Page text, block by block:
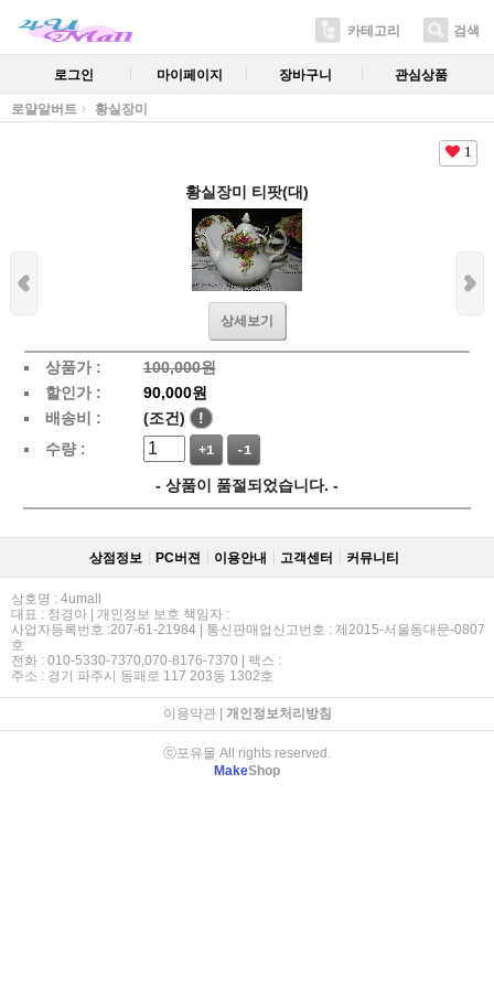
카테고리 검색
로그인 마이페이지 장바구니 관심상품
로얄알버트 황실장미
1
황실장미 티팟(대)
상세보기
상품가 :
100,000원
할인가 :
90,000원
배송비 :
(조건)
!
수량 :
+1 -1
- 상품이 품절되었습니다. -
상점정보 PC버젼 이용안내 고객센터 커뮤니티
상호명 : 4umall
대표 : 정경아 | 개인정보 보호 책임자 :
사업자등록번호 :207-61-21984 | 통신판매업신고번호 : 제2015-서울동대문-0807
호
전화 : 010-5330-7370,070-8176-7370 | 팩스 :
주소 : 경기 파주시 동패로 117 203동 1302호
이용약관| 개인정보처리방침
ⓒ포유몰 All rights reserved.
MakeShop